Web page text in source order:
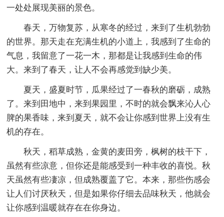
一处处展现美丽的景色。
春天，万物复苏，从寒冬的经过，来到了生机勃勃
的世界。那天走在充满生机的小道上，我感到了生命的
气息，我留意了一花一木，那都是让我感到生命的伟
大。来到了春天，让人不会再感觉到缺少美。
夏天，盛夏时节，瓜果经过了一春秋的磨砺，成熟
了。来到田地中，来到果园里，不时的就会飘来沁人心
脾的果香味，来到夏天，就不会让你感到世界上没有生
机的存在。
秋天，稻草成熟，金黄的麦田旁，枫树的枝干下，
虽然有些凉意，但你还是能感受到一种丰收的喜悦。秋
天虽然有些凄凉，但成熟覆盖了它。本来，那些伤感会
让人们讨厌秋天，但是如果你仔细去品味秋天，他就会
让你感到温暖就存在在你身边。